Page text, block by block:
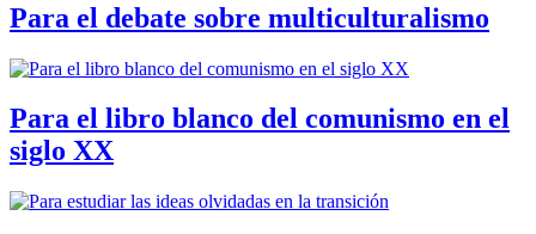
Para el debate sobre multiculturalismo
Para el libro blanco del comunismo en el
siglo XX